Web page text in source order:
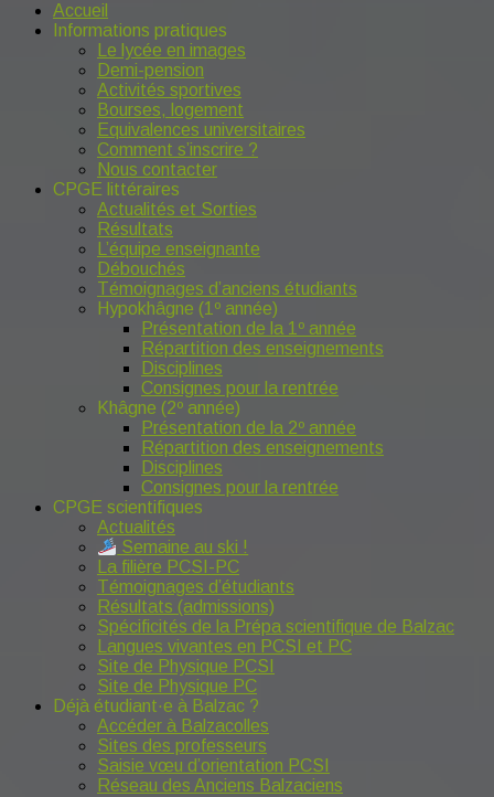
Accueil
Informations pratiques
Le lycée en images
Demi-pension
Activités sportives
Bourses, logement
Equivalences universitaires
Comment s’inscrire ?
Nous contacter
CPGE littéraires
Actualités et Sorties
Résultats
L’équipe enseignante
Débouchés
Témoignages d’anciens étudiants
Hypokhâgne (1º année)
Présentation de la 1º année
Répartition des enseignements
Disciplines
Consignes pour la rentrée
Khâgne (2º année)
Présentation de la 2º année
Répartition des enseignements
Disciplines
Consignes pour la rentrée
CPGE scientifiques
Actualités
Semaine au ski !
La filière PCSI-PC
Témoignages d’étudiants
Résultats (admissions)
Spécificités de la Prépa scientifique de Balzac
Langues vivantes en PCSI et PC
Site de Physique PCSI
Site de Physique PC
Déjà étudiant·e à Balzac ?
Accéder à Balzacolles
Sites des professeurs
Saisie vœu d’orientation PCSI
Réseau des Anciens Balzaciens